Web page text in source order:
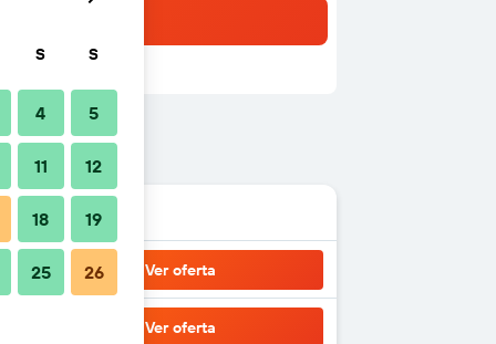
Ver oferta
Ver oferta
S S
4 5
11 12
18 19
25 26